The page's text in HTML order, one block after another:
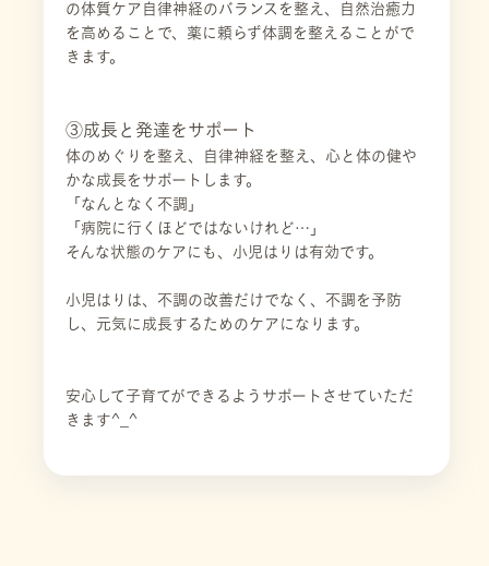
の体質ケア自律神経のバランスを整え、自然治癒力
を高めることで、薬に頼らず体調を整えることがで
きます。
③成長と発達をサポート
体のめぐりを整え、自律神経を整え、心と体の健や
かな成長をサポートします。
「なんとなく不調」
「病院に行くほどではないけれど…」
そんな状態のケアにも、小児はりは有効です。
小児はりは、不調の改善だけでなく、不調を予防
し、元気に成長するためのケアになります。
安心して子育てができるようサポートさせていただ
きます^_^